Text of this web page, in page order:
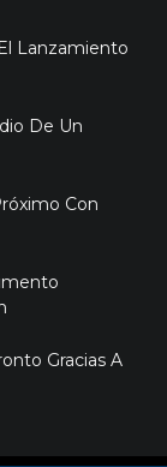
Lanzamiento
De Un
Con
Gracias A